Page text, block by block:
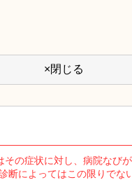
×閉じる
の症状に対し、病院なび
断によってはこの限りでな